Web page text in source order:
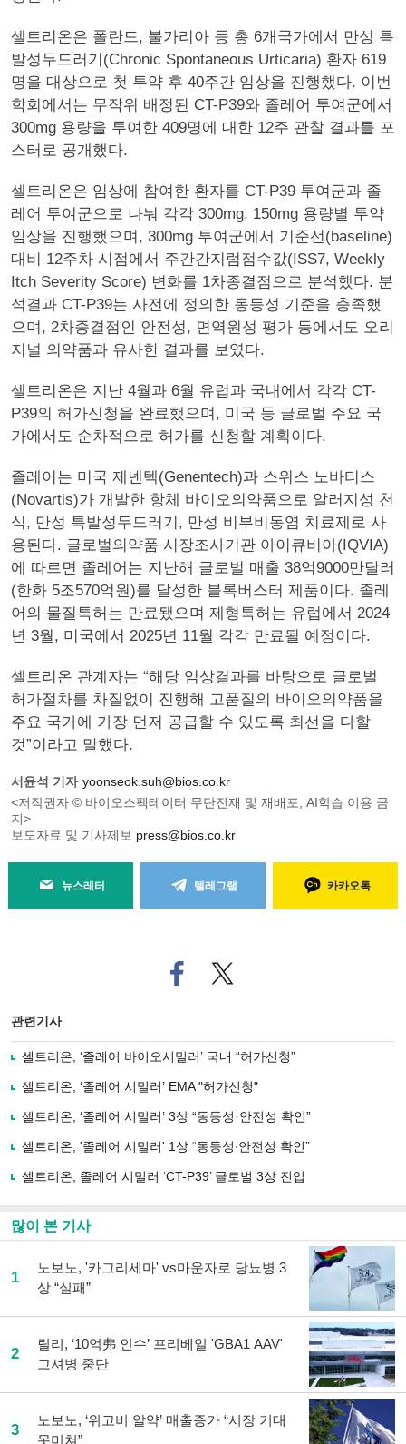
셀트리온은 폴란드, 불가리아 등 총 6개국가에서 만성 특
발성두드러기(Chronic Spontaneous Urticaria) 환자 619
명을 대상으로 첫 투약 후 40주간 임상을 진행했다. 이번
학회에서는 무작위 배정된 CT-P39와 졸레어 투여군에서
300mg 용량을 투여한 409명에 대한 12주 관찰 결과를 포
스터로 공개했다.
셀트리온은 임상에 참여한 환자를 CT-P39 투여군과 졸
레어 투여군으로 나눠 각각 300mg, 150mg 용량별 투약
임상을 진행했으며, 300mg 투여군에서 기준선(baseline)
대비 12주차 시점에서 주간간지럼점수값(ISS7, Weekly
Itch Severity Score) 변화를 1차종결점으로 분석했다. 분
석결과 CT-P39는 사전에 정의한 동등성 기준을 충족했
으며, 2차종결점인 안전성, 면역원성 평가 등에서도 오리
지널 의약품과 유사한 결과를 보였다.
셀트리온은 지난 4월과 6월 유럽과 국내에서 각각 CT-
P39의 허가신청을 완료했으며, 미국 등 글로벌 주요 국
가에서도 순차적으로 허가를 신청할 계획이다.
졸레어는 미국 제넨텍(Genentech)과 스위스 노바티스
(Novartis)가 개발한 항체 바이오의약품으로 알러지성 천
식, 만성 특발성두드러기, 만성 비부비동염 치료제로 사
용된다. 글로벌의약품 시장조사기관 아이큐비아(IQVIA)
에 따르면 졸레어는 지난해 글로벌 매출 38억9000만달러
(한화 5조570억원)를 달성한 블록버스터 제품이다. 졸레
어의 물질특허는 만료됐으며 제형특허는 유럽에서 2024
년 3월, 미국에서 2025년 11월 각각 만료될 예정이다.
셀트리온 관계자는 “해당 임상결과를 바탕으로 글로벌
허가절차를 차질없이 진행해 고품질의 바이오의약품을
주요 국가에 가장 먼저 공급할 수 있도록 최선을 다할
것”이라고 말했다.
서윤석 기자 yoonseok.suh@bios.co.kr
<저작권자 © 바이오스펙테이터 무단전재 및 재배포, AI학습 이용 금
지>
보도자료 및 기사제보 press@bios.co.kr
뉴스레터 텔레그램 카카오톡
페
이
로
기
사
유
기
트위
터로
관련기사
셀트리온, ‘졸레어 바이오시밀러’ 국내 “허가신청”
셀트리온, ‘졸레어 시밀러’ EMA "허가신청"
셀트리온, ‘졸레어 시밀러’ 3상 “동등성·안전성 확인”
셀트리온, '졸레어 시밀러' 1상 “동등성∙안전성 확인”
셀트리온, 졸레어 시밀러 ‘CT-P39’ 글로벌 3상 진입
많이 본 기사
1
노보노, '카그리세마' vs마운자로 당뇨병 3
상 “실패”
2
릴리, ‘10억弗 인수’ 프리베일 'GBA1 AAV'
고셔병 중단
3
노보노, ‘위고비 알약’ 매출증가 “시장 기대
못미쳐”